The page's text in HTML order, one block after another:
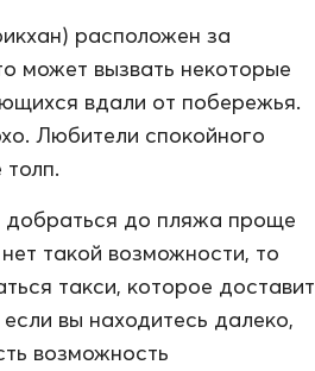
расположен за
может вызвать некоторые
вдали от побережья.
Любители спокойного
добраться до пляжа проще
такой возможности, то
такси, которое доставит
вы находитесь далеко,
возможность